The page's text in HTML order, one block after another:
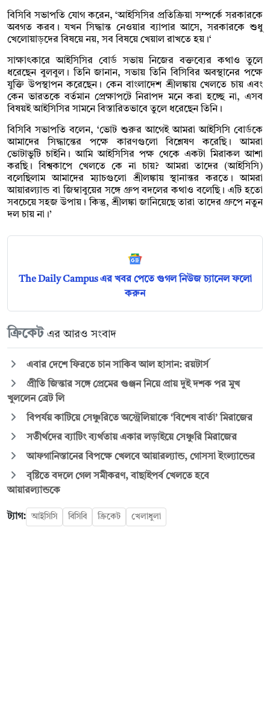
বিসিবি সভাপতি যোগ করেন, ‘আইসিসির প্রতিক্রিয়া সম্পর্কে সরকারকে
অবগত করব। যখন সিদ্ধান্ত নেওয়ার ব্যাপার আসে, সরকারকে শুধু
খেলোয়াড়দের বিষয়ে নয়, সব বিষয়ে খেয়াল রাখতে হয়।‘
সাক্ষাৎকারে আইসিসির বোর্ড সভায় নিজের বক্তব্যের কথাও তুলে
ধরেছেন বুলবুল। তিনি জানান, সভায় তিনি বিসিবির অবস্থানের পক্ষে
যুক্তি উপস্থাপন করেছেন। কেন বাংলাদেশ শ্রীলঙ্কায় খেলতে চায় এবং
কেন ভারতকে বর্তমান প্রেক্ষাপটে নিরাপদ মনে করা হচ্ছে না, এসব
বিষয়ই আইসিসির সামনে বিস্তারিতভাবে তুলে ধরেছেন তিনি।
বিসিবি সভাপতি বলেন, ‘ভোট শুরুর আগেই আমরা আইসিসি বোর্ডকে
আমাদের সিদ্ধান্তের পক্ষে কারণগুলো বিশ্লেষণ করেছি। আমরা
ভোটাভুটি চাইনি। আমি আইসিসির পক্ষ থেকে একটা মিরাকল আশা
করছি। বিশ্বকাপে খেলতে কে না চায়? আমরা তাদের (আইসিসি)
বলেছিলাম আমাদের ম্যাচগুলো শ্রীলঙ্কায় স্থানান্তর করতে। আমরা
আয়ারল্যান্ড বা জিম্বাবুয়ের সঙ্গে গ্রুপ বদলের কথাও বলেছি। এটি হতো
সবচেয়ে সহজ উপায়। কিন্তু, শ্রীলঙ্কা জানিয়েছে তারা তাদের গ্রুপে নতুন
দল চায় না।’
The Daily Campus এর খবর পেতে গুগল নিউজ চ্যানেল ফলো
করুন
ক্রিকেট এর আরও সংবাদ
এবার দেশে ফিরতে চান সাকিব আল হাসান: রয়টার্স
প্রীতি জিন্তার সঙ্গে প্রেমের গুঞ্জন নিয়ে প্রায় দুই দশক পর মুখ
খুললেন ব্রেট লি
বিপর্যয় কাটিয়ে সেঞ্চুরিতে অস্ট্রেলিয়াকে ‘বিশেষ বার্তা’ মিরাজের
সতীর্থদের ব্যাটিং ব্যর্থতায় একার লড়াইয়ে সেঞ্চুরি মিরাজের
আফগানিস্তানের বিপক্ষে খেলবে আয়ারল্যান্ড, গোসসা ইংল্যান্ডের
বৃষ্টিতে বদলে গেল সমীকরণ, বাছাইপর্ব খেলতে হবে
আয়ারল্যান্ডকে
ট্যাগ: আইসিসি বিসিবি ক্রিকেট খেলাধুলা